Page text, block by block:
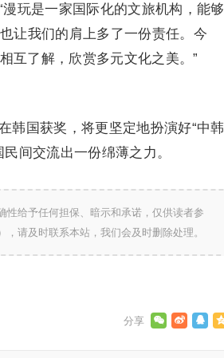
玩是一家国际化的文旅机构，能够
让我们的肩上多了一份责任。今
互了解，欣赏多元文化之美。”
韩国获奖，将更坚定地扮演好“中韩
间交流出一份绵薄之力。
性给予任何担保、暗示和承诺，仅供读者参
请及时联系本站，我们会及时删除处理。